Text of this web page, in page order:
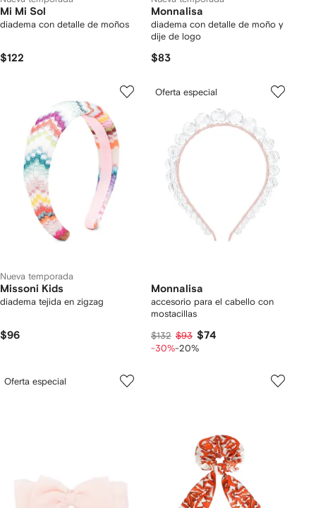
Mi Mi Sol
diadema con detalle de moños
$122
Monnalisa
diadema con detalle de moño y
dije de logo
$83
Nueva temporada
Missoni Kids
diadema tejida en zigzag
$96
Oferta especial
Monnalisa
accesorio para el cabello con
mostacillas
$132 $93 $74
-30%-20%
Oferta especial